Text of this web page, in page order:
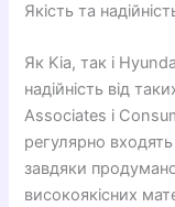
Якість та
Як Kia, так і
надійність від
Associates і
регулярно входять
завдяки
високоякісних